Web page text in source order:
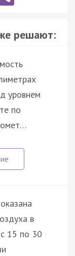
решают:
уровнем
по
в
15 по 30